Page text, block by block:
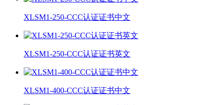
XLSM1-250-CCC认证证书中文
XLSM1-250-CCC认证证书英文
XLSM1-400-CCC认证证书中文